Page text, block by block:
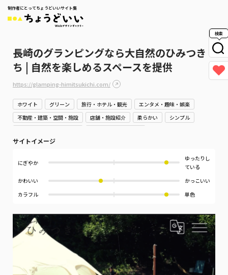
制作者にとってちょうどいいサイト集
検索
長崎のグランピングなら大自然のひみつき
ち | 自然を楽しめるスペースを提供
https://glamping-himitsukichi.com/
ホワイト グリーン 旅行・ホテル・観光
エンタメ・趣味・娯楽
不動産・建築・空間・施設
店舗・施設紹介 柔らかい
シンプル
サイトイメージ
にぎやか
ゆったりし
ている
かわいい
かっこいい
カラフル
単色